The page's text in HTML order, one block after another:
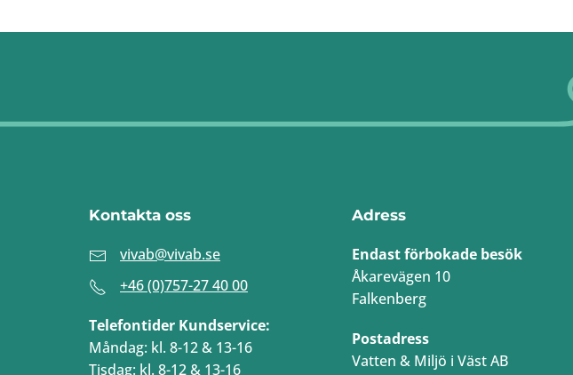
Kontakta oss
vivab@vivab.se
+46 (0)757-27 40 00
Telefontider Kundservice:
Måndag: kl. 8-12 & 13-16
Tisdag: kl. 8-12 & 13-16
Adress
Endast förbokade besök
Åkarevägen 10
Falkenberg
Postadress
Vatten & Miljö i Väst AB